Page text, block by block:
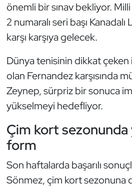
önemli bir sınav bekliyor.
2 numaralı seri başı
karşı karşıya gelecek.
Dünya tenisinin dikkat
olan Fernandez karşısında
Zeynep, sürpriz bir sonuca
yükselmeyi hedefliyor.
Çim kort sezonunda
form
Son haftalarda başarılı
Sönmez, çim kort sezonuna
Kürek
Masa Tenisi
Modern Pentatlon
Motor Sporları
Okçuluk
Optimist